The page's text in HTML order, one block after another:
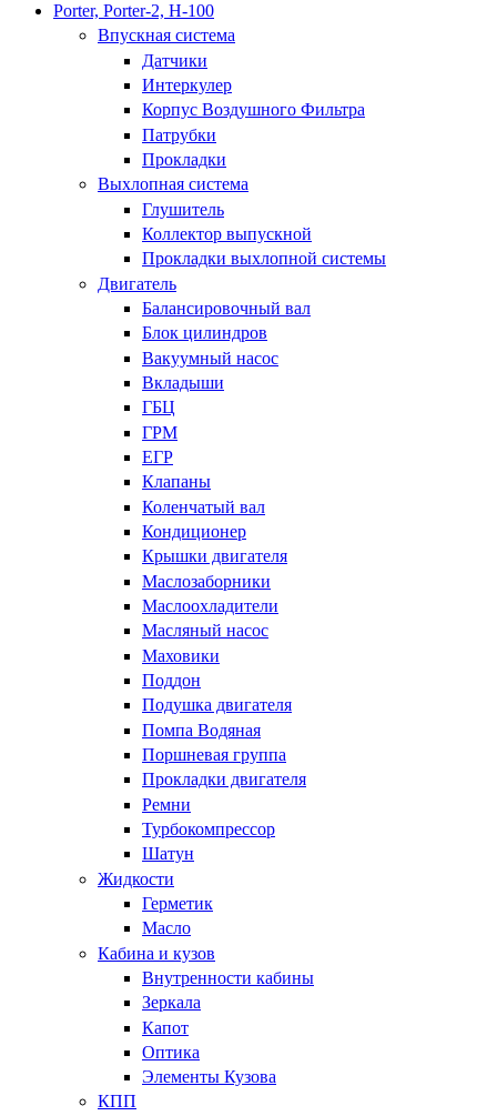
Porter, Porter-2, H-100
Впускная система
Датчики
Интеркулер
Корпус Воздушного Фильтра
Патрубки
Прокладки
Выхлопная система
Глушитель
Коллектор выпускной
Прокладки выхлопной системы
Двигатель
Балансировочный вал
Блок цилиндров
Вакуумный насос
Вкладыши
ГБЦ
ГРМ
ЕГР
Клапаны
Коленчатый вал
Кондиционер
Крышки двигателя
Маслозаборники
Маслоохладители
Масляный насос
Маховики
Поддон
Подушка двигателя
Помпа Водяная
Поршневая группа
Прокладки двигателя
Ремни
Турбокомпрессор
Шатун
Жидкости
Герметик
Масло
Кабина и кузов
Внутренности кабины
Зеркала
Капот
Оптика
Элементы Кузова
КПП